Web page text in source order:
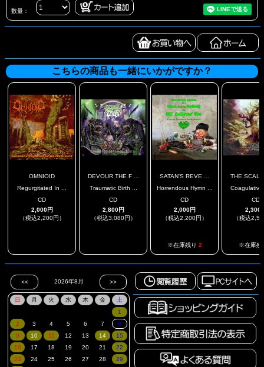
数量：
こちらの商品も一緒にいかがですか？
OMNIOID
Regurgitated In ...
CD
2,000円
（税込2,200円）
DEVOUR THE F ...
Traumatic Birth ...
CD
2,800円
（税込3,080円）
SATAN'S REVE ...
Horrendous Hymn ...
CD
2,000円
（税込2,200円）
※在庫残り 2
THE
Coagulative
CD
2,300
（税込
※在庫残